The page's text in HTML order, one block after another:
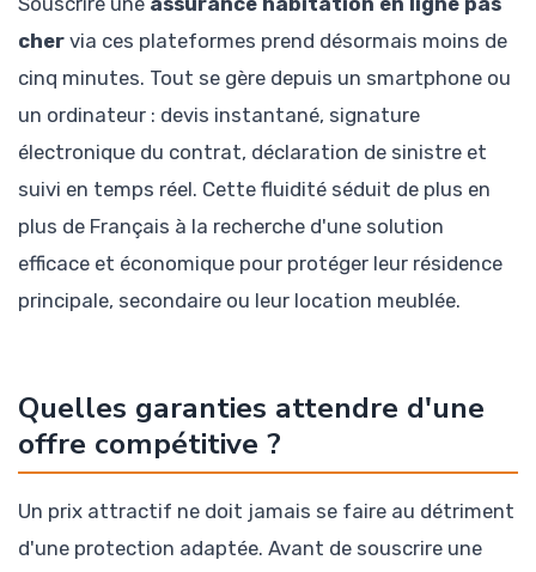
cher via ces plateformes prend désormais moins de
cinq minutes. Tout se gère depuis un smartphone ou
un ordinateur : devis instantané, signature
électronique du contrat, déclaration de sinistre et
suivi en temps réel. Cette fluidité séduit de plus en
plus de Français à la recherche d'une solution
efficace et économique pour protéger leur résidence
principale, secondaire ou leur location meublée.
Quelles garanties attendre d'une
offre compétitive ?
Un prix attractif ne doit jamais se faire au détriment
d'une protection adaptée. Avant de souscrire une